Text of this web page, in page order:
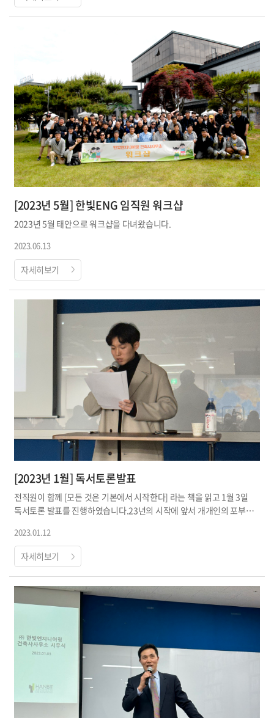
[2023년 5월] 한빛ENG 임직원 워크샵
2023년 5월 태안으로 워크샵을 다녀왔습니다.
2023.06.13
자세히보기
[2023년 1월] 독서토론발표
전직원이 함께 [모든 것은 기본에서 시작한다] 라는 책을 읽고 1월 3일
독서토론 발표를 진행하였습니다.23년의 시작에 앞서 개개인의 포부와
2023.01.12
자세히보기